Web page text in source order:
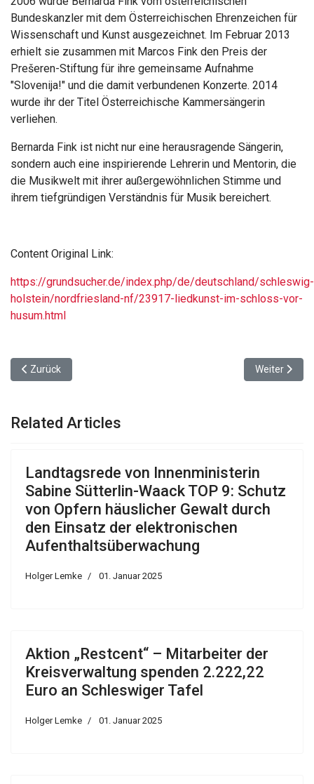
Bundeskanzler mit dem Österreichischen Ehrenzeichen für
Wissenschaft und Kunst ausgezeichnet. Im Februar 2013
erhielt sie zusammen mit Marcos Fink den Preis der
Prešeren-Stiftung für ihre gemeinsame Aufnahme
"Slovenija!" und die damit verbundenen Konzerte. 2014
wurde ihr der Titel Österreichische Kammersängerin
verliehen.
Bernarda Fink ist nicht nur eine herausragende Sängerin,
sondern auch eine inspirierende Lehrerin und Mentorin, die
die Musikwelt mit ihrer außergewöhnlichen Stimme und
ihrem tiefgründigen Verständnis für Musik bereichert.
Content Original Link:
https://grundsucher.de/index.php/de/deutschland/schleswig-
holstein/nordfriesland-nf/23917-liedkunst-im-schloss-vor-
husum.html
Vorheriger Beitrag: Flensburger Schifffahrtsmuseum: Geschichte
Zurück Nächster
Weiter
Related Articles
Landtagsrede von Innenministerin
Sabine Sütterlin-Waack TOP 9: Schutz
von Opfern häuslicher Gewalt durch
den Einsatz der elektronischen
Aufenthaltsüberwachung
Holger Lemke 01. Januar 2025
Aktion „Restcent“ – Mitarbeiter der
Kreisverwaltung spenden 2.222,22
Euro an Schleswiger Tafel
Holger Lemke 01. Januar 2025